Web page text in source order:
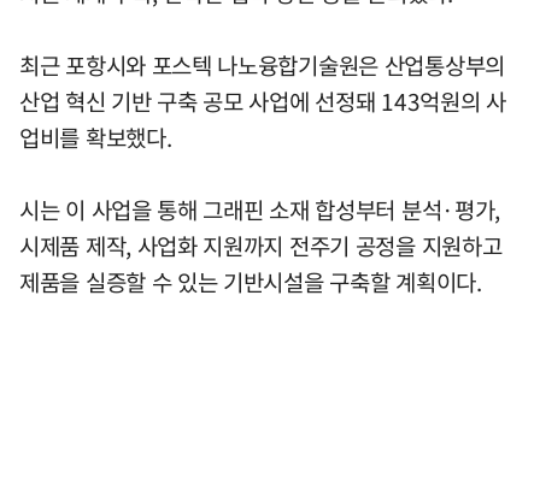
최근 포항시와 포스텍 나노융합기술원은 산업통상부의
산업 혁신 기반 구축 공모 사업에 선정돼 143억원의 사
업비를 확보했다.
시는 이 사업을 통해 그래핀 소재 합성부터 분석·평가,
시제품 제작, 사업화 지원까지 전주기 공정을 지원하고
제품을 실증할 수 있는 기반시설을 구축할 계획이다.